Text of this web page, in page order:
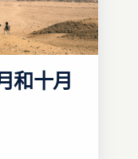
和十月